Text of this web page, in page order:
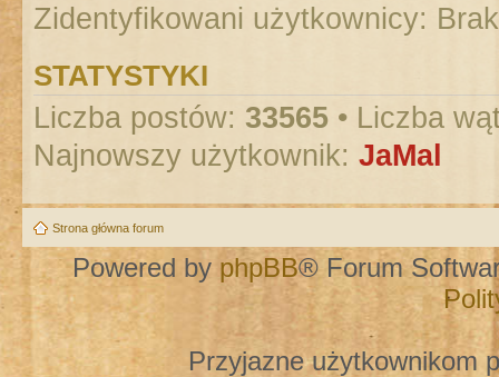
Zidentyfikowani użytkownicy:
STATYSTYKI
Liczba postów: 33565 • Liczba
Najnowszy użytkownik: JaMal
Strona główna forum
Powered by phpBB® Forum
Przyjazne użytkownikom